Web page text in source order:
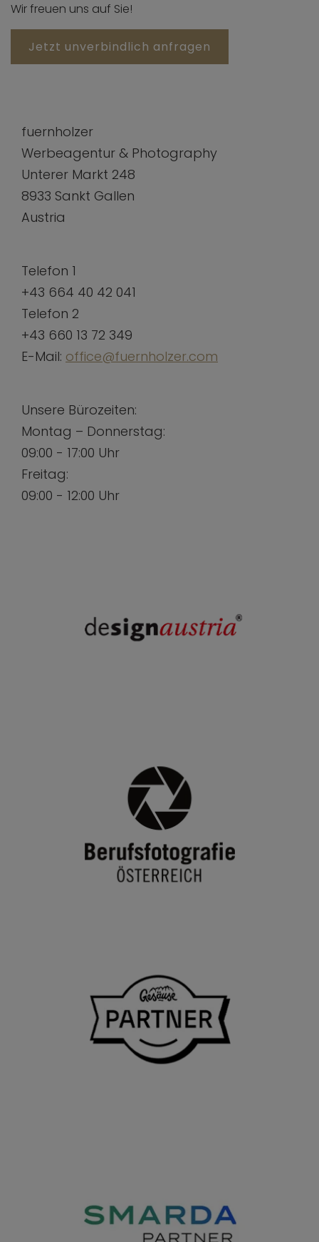
Wir freuen uns auf Sie!
Jetzt unverbindlich anfragen
fuernholzer
Werbeagentur & Photography
Unterer Markt 248
8933 Sankt Gallen
Austria
Telefon 1
+43 664 40 42 041
Telefon 2
+43 660 13 72 349
E-Mail: office@fuernholzer.com
Unsere Bürozeiten:
Montag – Donnerstag:
09:00 - 17:00 Uhr
Freitag:
09:00 - 12:00 Uhr